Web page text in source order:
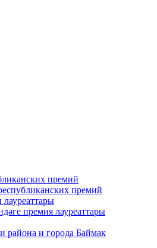
премий
премий
премия лауреаттары
района и города Баймак